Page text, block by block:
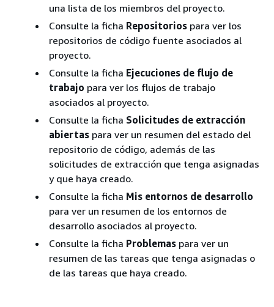
una lista de los miembros del proyecto.
Consulte la ficha Repositorios para ver los
repositorios de código fuente asociados al
proyecto.
Consulte la ficha Ejecuciones de flujo de
trabajo para ver los flujos de trabajo
asociados al proyecto.
Consulte la ficha Solicitudes de extracción
abiertas para ver un resumen del estado del
repositorio de código, además de las
solicitudes de extracción que tenga asignadas
y que haya creado.
Consulte la ficha Mis entornos de desarrollo
para ver un resumen de los entornos de
desarrollo asociados al proyecto.
Consulte la ficha Problemas para ver un
resumen de las tareas que tenga asignadas o
de las tareas que haya creado.